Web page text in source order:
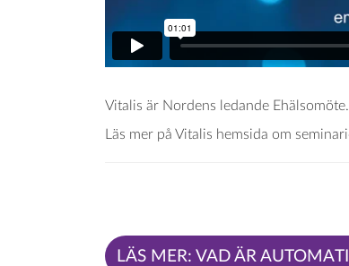
Vitalis är Nordens ledande Ehälsomöte.
Läs mer på Vitalis hemsida om
LÄS MER: VAD ÄR